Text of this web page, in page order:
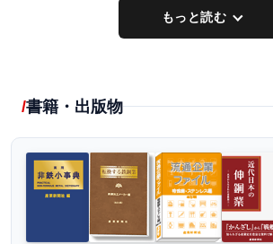
もっと読む
書籍・出版物